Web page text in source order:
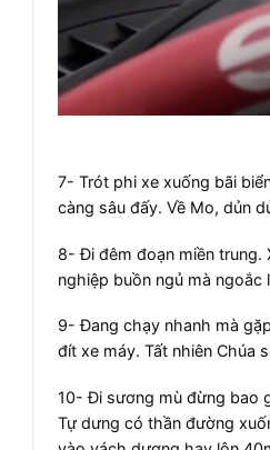
7- Trót phi xe xuống bãi
càng sâu đấy. Về Mo, dủn
8- Đi đêm đoạn miền trung.
nghiệp buồn ngủ mà ngoắc
9- Đang chạy nhanh mà
đít xe máy. Tất nhiên Chúa
10- Đi sương mù đừng bao
Tự dưng có thần đường